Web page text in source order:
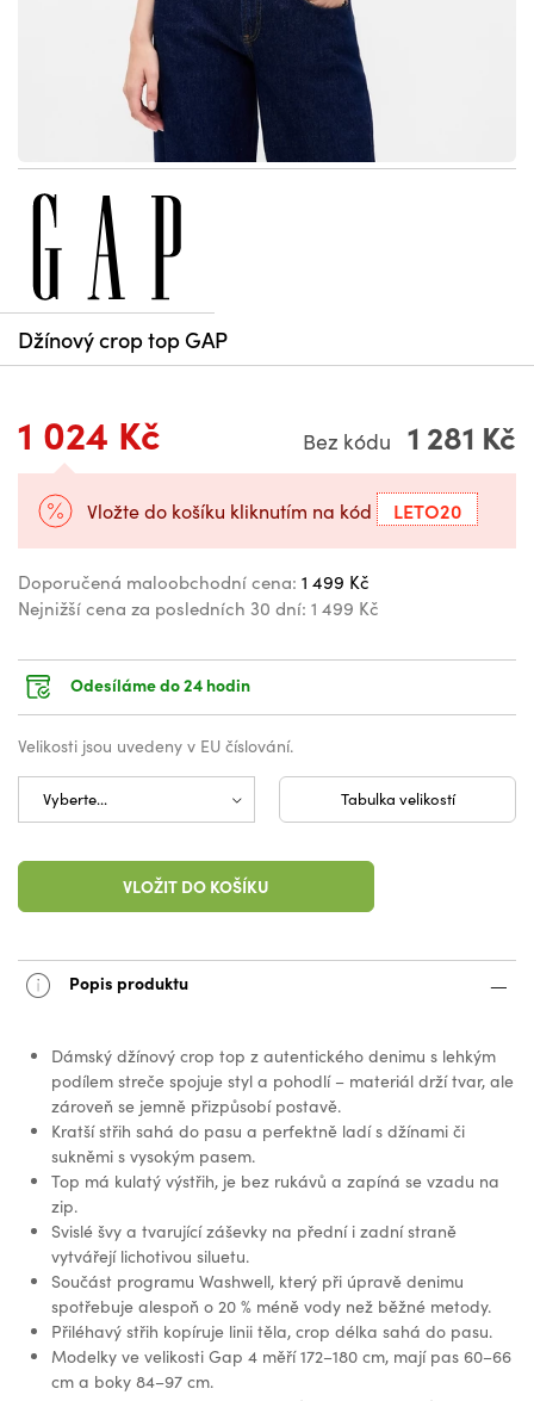
Džínový crop top GAP
1 024 Kč Bez kódu 1 281 Kč
Vložte do košíku kliknutím na kód LETO20
Doporučená maloobchodní cena: 1 499 Kč
Nejnižší cena za posledních 30 dní: 1 499 Kč
Odesíláme do 24 hodin
Velikosti jsou uvedeny v EU číslování.
Tabulka velikostí
VLOŽIT DO KOŠÍKU
Popis produktu
Dámský džínový crop top z autentického denimu s lehkým
podílem streče spojuje styl a pohodlí – materiál drží tvar, ale
zároveň se jemně přizpůsobí postavě.
Kratší střih sahá do pasu a perfektně ladí s džínami či
sukněmi s vysokým pasem.
Top má kulatý výstřih, je bez rukávů a zapíná se vzadu na
zip.
Svislé švy a tvarující záševky na přední i zadní straně
vytvářejí lichotivou siluetu.
Součást programu Washwell, který při úpravě denimu
spotřebuje alespoň o 20 % méně vody než běžné metody.
Přiléhavý střih kopíruje linii těla, crop délka sahá do pasu.
Modelky ve velikosti Gap 4 měří 172–180 cm, mají pas 60–66
cm a boky 84–97 cm.